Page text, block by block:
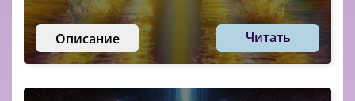
Описание Читать